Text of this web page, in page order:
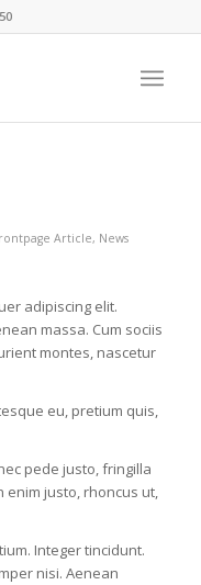
Article, News
adipiscing elit.
massa. Cum sociis
montes, nascetur
eu, pretium quis,
pede justo, fringilla
enim justo, rhoncus ut,
Integer tincidunt.
nisi. Aenean